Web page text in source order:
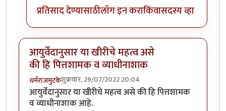
प्रतिसाद देण्यासाठीलॉग इन कराकिंवासदस्य व्हा
आयुर्वेदानुसार या खीरीचे महत्व असे
की हि पित्तशामक व व्याधीनाशाक
धर्मराजमुटकेशुक्रवार, 29/07/2022 20:04
आयुर्वेदानुसार या खीरीचे महत्व असे की हि पित्तशामक
व व्याधीनाशाक आहे.